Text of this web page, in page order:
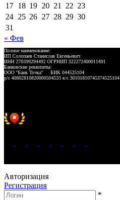
17 18 19 20 21 22 23
24 25 26 27 28 29 30
31
« Фев
Полное наименование:
ИП Солопаев Станислав Евгеньевич
ИНН 270399294492 ОГРНИП 322272400011491
Банковские реквизиты:
ООО "Банк Точка" БИК 044525104
р/с 40802810820000504533 к/с 30101810745374525104
Авторизация
Регистрация
*